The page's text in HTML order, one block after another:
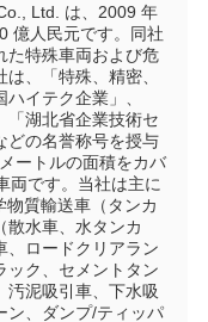
億人民元です。同社
た特殊車両および危
、「特殊、精密、
イテク企業」、
「湖北省企業技術セ
どの名誉称号を授与
ートルの面積をカバ
両です。当社は主に
質輸送車（タンカ
散水車、水タンカ
、ロードクリアラン
ック、セメントタン
汚泥吸引車、下水吸
ン、ダンプ/ティッパ